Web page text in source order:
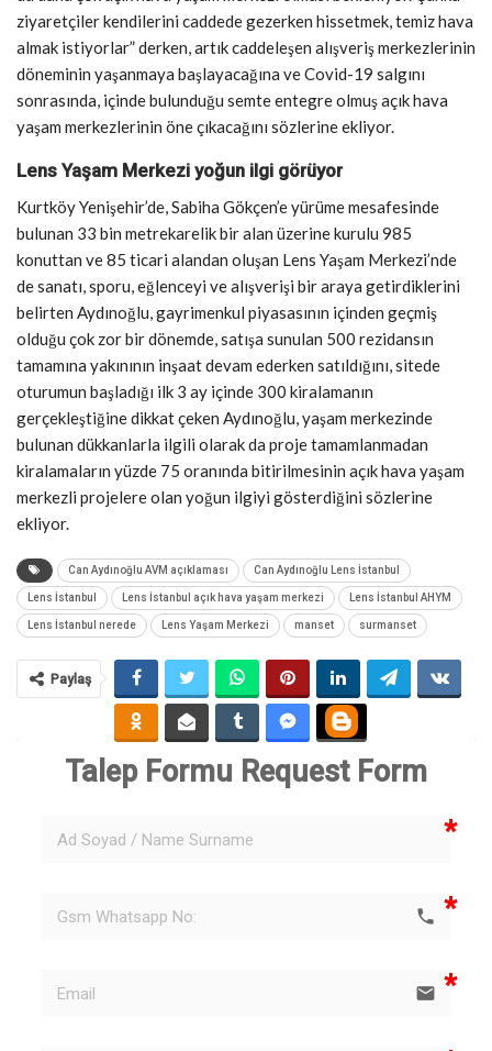
ziyaretçiler kendilerini caddede gezerken hissetmek, temiz hava
almak istiyorlar” derken, artık caddeleşen alışveriş merkezlerinin
döneminin yaşanmaya başlayacağına ve Covid-19 salgını
sonrasında, içinde bulunduğu semte entegre olmuş açık hava
yaşam merkezlerinin öne çıkacağını sözlerine ekliyor.
Lens Yaşam Merkezi yoğun ilgi görüyor
Kurtköy Yenişehir’de, Sabiha Gökçen’e yürüme mesafesinde
bulunan 33 bin metrekarelik bir alan üzerine kurulu 985
konuttan ve 85 ticari alandan oluşan Lens Yaşam Merkezi’nde
de sanatı, sporu, eğlenceyi ve alışverişi bir araya getirdiklerini
belirten Aydınoğlu, gayrimenkul piyasasının içinden geçmiş
olduğu çok zor bir dönemde, satışa sunulan 500 rezidansın
tamamına yakınının inşaat devam ederken satıldığını, sitede
oturumun başladığı ilk 3 ay içinde 300 kiralamanın
gerçekleştiğine dikkat çeken Aydınoğlu, yaşam merkezinde
bulunan dükkanlarla ilgili olarak da proje tamamlanmadan
kiralamaların yüzde 75 oranında bitirilmesinin açık hava yaşam
merkezli projelere olan yoğun ilgiyi gösterdiğini sözlerine
ekliyor.
Can Aydınoğlu AVM açıklaması Can Aydınoğlu Lens İstanbul
Lens İstanbul Lens İstanbul açık hava yaşam merkezi Lens İstanbul AHYM
Lens İstanbul nerede Lens Yaşam Merkezi manset surmanset
Paylaş
Talep Formu Request Form
phone
email